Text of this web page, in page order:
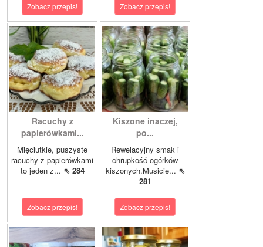
Zobacz przepis! Zobacz przepis!
Racuchy z
papierówkami...
Mięciutkie, puszyste
racuchy z papierówkami
to jeden z... ⇖ 284
Zobacz przepis!
Kiszone inaczej,
po...
Rewelacyjny smak i
chrupkość ogórków
kiszonych.Musicie... ⇖
281
Zobacz przepis!